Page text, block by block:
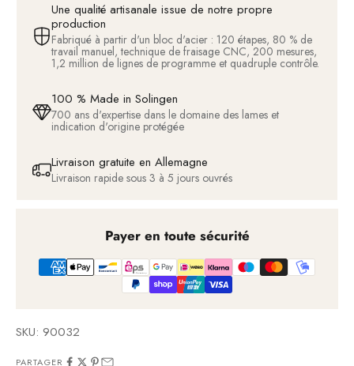
Une qualité artisanale issue de notre propre
production
Fabriqué à partir d'un bloc d'acier : 120 étapes, 80 % de
travail manuel, technique de fraisage CNC, 200 mesures,
1,2 million de lignes de programme et quadruple contrôle.
100 % Made in Solingen
700 ans d'expertise dans le domaine des lames et
indication d'origine protégée
Livraison gratuite en Allemagne
Livraison rapide sous 3 à 5 jours ouvrés
Payer en toute sécurité
SKU: 90032
PARTAGER